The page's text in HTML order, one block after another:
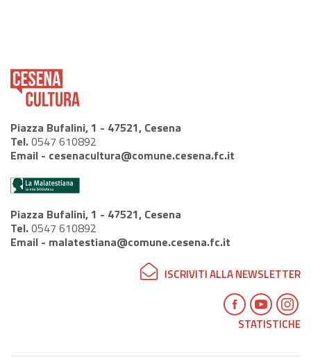
Piazza Bufalini, 1 - 47521, Cesena
Tel.0547 610892
Email - cesenacultura@comune.cesena.fc.it
Piazza Bufalini, 1 - 47521, Cesena
Tel.0547 610892
Email - malatestiana@comune.cesena.fc.it
ISCRIVITI ALLA NEWSLETTER
STATISTICHE